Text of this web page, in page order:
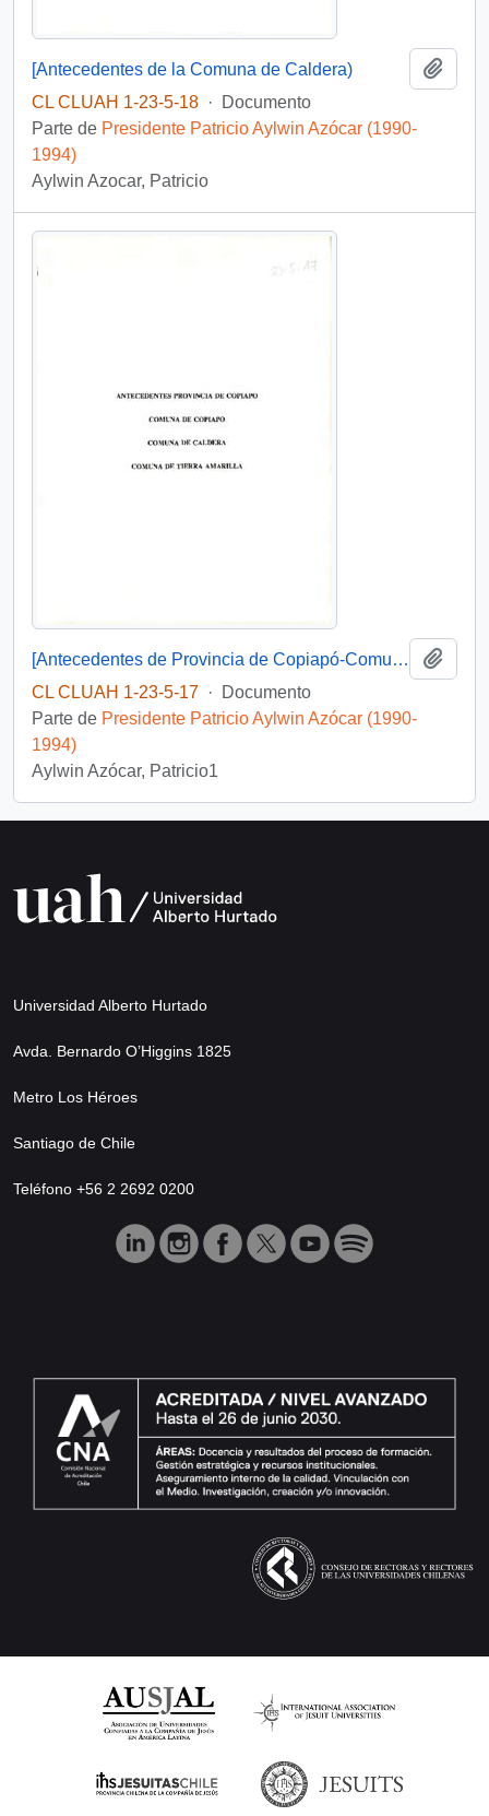
[Antecedentes de la Comuna de Caldera)
CL CLUAH 1-23-5-18 ·
Documento
Parte de Presidente Patricio Aylwin Azócar (1990-
1994)
Aylwin Azocar, Patricio
[Antecedentes de Provincia de Copiapó-Comuna de Copiapó, Caldera. Tierra Amarilla].
CL CLUAH 1-23-5-17 ·
Documento
Parte de Presidente Patricio Aylwin Azócar (1990-
1994)
Aylwin Azócar, Patricio1
Universidad Alberto Hurtado
Avda. Bernardo O’Higgins 1825
Metro Los Héroes
Santiago de Chile
Teléfono +56 2 2692 0200